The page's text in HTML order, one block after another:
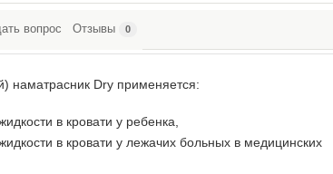
вопрос Отзывы 0
наматрасник Dry применяется:
в кровати у ребенка,
в кровати у лежачих больных в медицинских